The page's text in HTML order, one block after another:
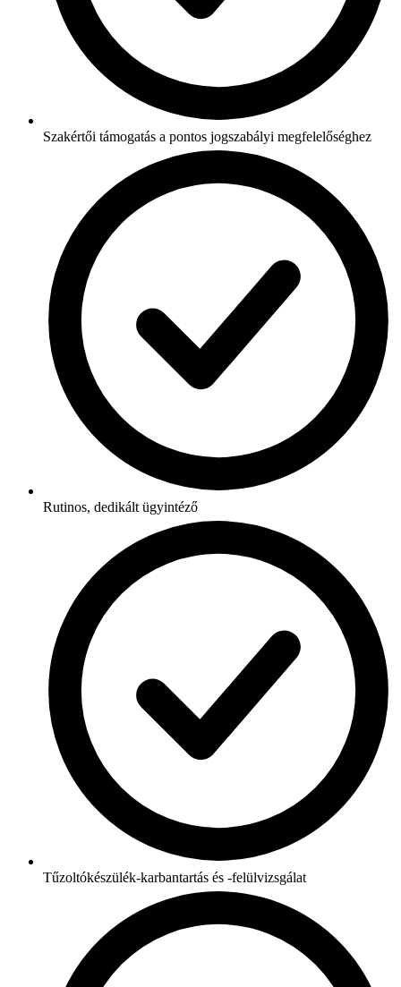
Szakértői támogatás a pontos jogszabályi megfelelőséghez
Rutinos, dedikált ügyintéző
Tűzoltókészülék-karbantartás és -felülvizsgálat